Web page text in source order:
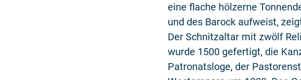
eine flache hölzerne
und des Barock aufweist,
Der Schnitzaltar mit zwölf
wurde 1500 gefertigt, die
Patronatsloge, der